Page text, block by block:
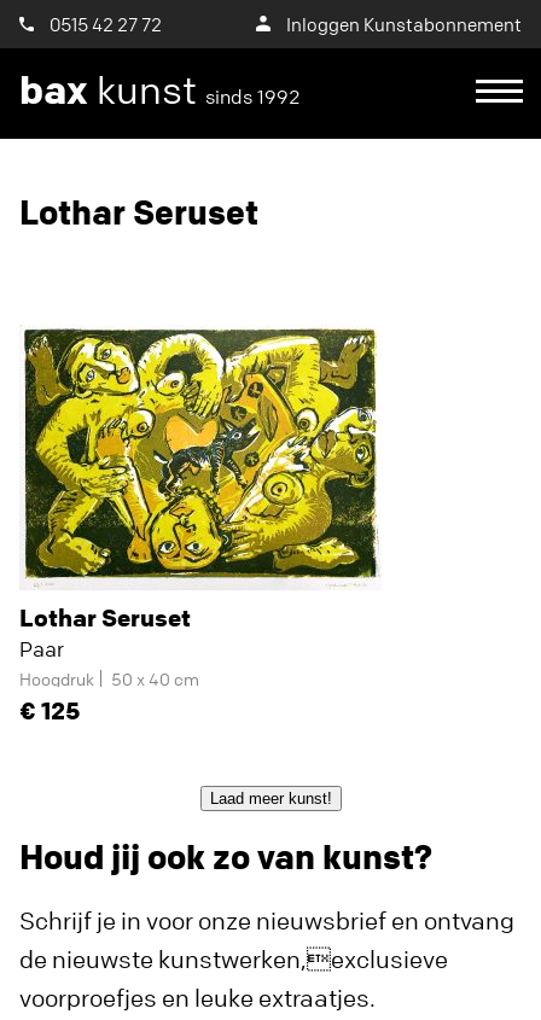
0515 42 27 72 Inloggen Kunstabonnement
bax kunst sinds 1992
Lothar Seruset
Lothar Seruset
Paar
Hoogdruk 50 x 40 cm
125
Laad meer kunst!
Houd jij ook zo van kunst?
Schrijf je in voor onze nieuwsbrief en ontvang
de nieuwste kunstwerken,exclusieve
voorproefjes en leuke extraatjes.